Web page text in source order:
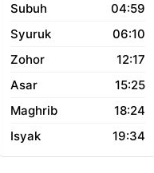
04:59
06:10
12:17
15:25
18:24
19:34